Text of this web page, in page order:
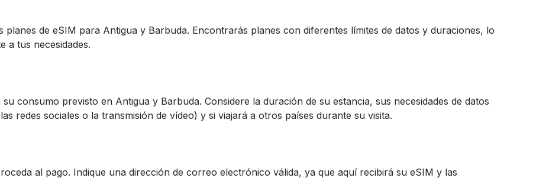
planes de eSIM para Antigua y Barbuda. Encontrarás planes con diferentes límites de datos y duraciones, lo
a tus necesidades.
consumo previsto en Antigua y Barbuda. Considere la duración de su estancia, sus necesidades de datos
redes sociales o la transmisión de vídeo) y si viajará a otros países durante su visita.
al pago. Indique una dirección de correo electrónico válida, ya que aquí recibirá su eSIM y las